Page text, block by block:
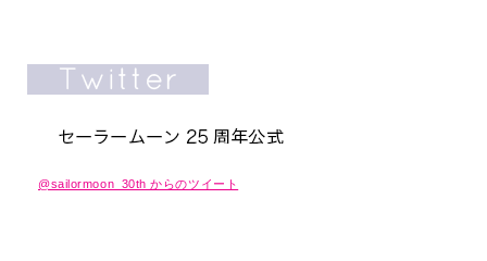
@sailormoon_30th からのツイート